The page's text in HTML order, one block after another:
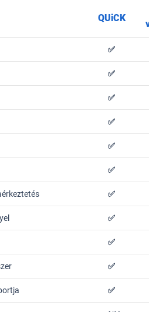
QUiCK
✅
✅
✅
✅
✅
✅
✅
✅
✅
✅
✅